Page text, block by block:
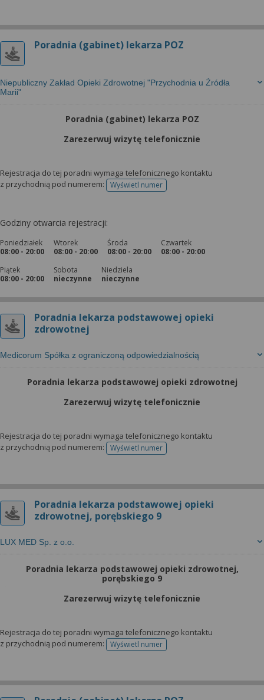
Poradnia (gabinet) lekarza POZ
Niepubliczny Zakład Opieki Zdrowotnej "Przychodnia u Źródła
Marii"
Poradnia (gabinet) lekarza POZ
Zarezerwuj wizytę telefonicznie
Rejestracja do tej poradni wymaga telefonicznego kontaktu
z przychodnią pod numerem:
Wyświetl numertelefonu do rejestracji
Godziny otwarcia rejestracji:
Poniedziałek
08:00 - 20:00
Wtorek
08:00 - 20:00
Środa
08:00 - 20:00
Czwartek
08:00 - 20:00
Piątek
08:00 - 20:00
Sobota
nieczynne
Niedziela
nieczynne
Poradnia lekarza podstawowej opieki
zdrowotnej
Medicorum Spółka z ograniczoną odpowiedzialnością
Poradnia lekarza podstawowej opieki zdrowotnej
Zarezerwuj wizytę telefonicznie
Rejestracja do tej poradni wymaga telefonicznego kontaktu
z przychodnią pod numerem:
Wyświetl numertelefonu do rejestracji
Poradnia lekarza podstawowej opieki
zdrowotnej, porębskiego 9
LUX MED Sp. z o.o.
Poradnia lekarza podstawowej opieki zdrowotnej,
porębskiego 9
Zarezerwuj wizytę telefonicznie
Rejestracja do tej poradni wymaga telefonicznego kontaktu
z przychodnią pod numerem:
Wyświetl numertelefonu do rejestracji